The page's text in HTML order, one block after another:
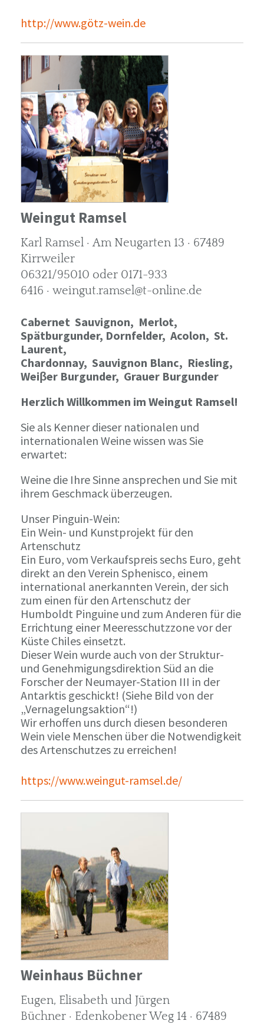
http://www.götz-wein.de
Weingut Ramsel
Karl Ramsel · Am Neugarten 13 · 67489
Kirrweiler
06321/95010 oder 0171-933
6416 · weingut.ramsel@t-online.de
Cabernet Sauvignon, Merlot,
Spätburgunder, Dornfelder, Acolon, St.
Laurent,
Chardonnay, Sauvignon Blanc, Riesling,
Weiβer Burgunder, Grauer Burgunder
Herzlich Willkommen im Weingut Ramsel!
Sie als Kenner dieser nationalen und
internationalen Weine wissen was Sie
erwartet:
Weine die Ihre Sinne ansprechen und Sie mit
ihrem Geschmack überzeugen.
Unser Pinguin-Wein:
Ein Wein- und Kunstprojekt für den
Artenschutz
Ein Euro, vom Verkaufspreis sechs Euro, geht
direkt an den Verein Sphenisco, einem
international anerkannten Verein, der sich
zum einen für den Artenschutz der
Humboldt Pinguine und zum Anderen für die
Errichtung einer Meeresschutzzone vor der
Küste Chiles einsetzt.
Dieser Wein wurde auch von der Struktur-
und Genehmigungsdirektion Süd an die
Forscher der Neumayer-Station III in der
Antarktis geschickt! (Siehe Bild von der
„Vernagelungsaktion“!)
Wir erhoffen uns durch diesen besonderen
Wein viele Menschen über die Notwendigkeit
des Artenschutzes zu erreichen!
https://www.weingut-ramsel.de/
Weinhaus Büchner
Eugen, Elisabeth und Jürgen
Büchner · Edenkobener Weg 14 · 67489